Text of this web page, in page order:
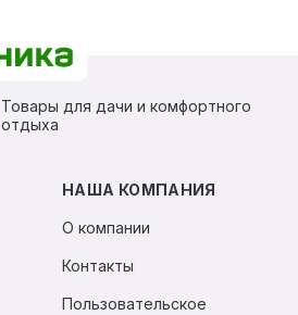
Товары для дачи и комфортного
отдыха
НАША КОМПАНИЯ
О компании
Контакты
Пользовательское